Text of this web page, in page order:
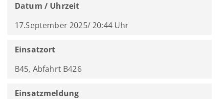
Datum / Uhrzeit
17.September 2025/ 20:44 Uhr
Einsatzort
B45, Abfahrt B426
Einsatzmeldung